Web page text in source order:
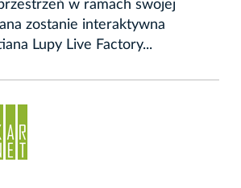
w ramach swojej
zostanie interaktywna
Lupy Live Factory...